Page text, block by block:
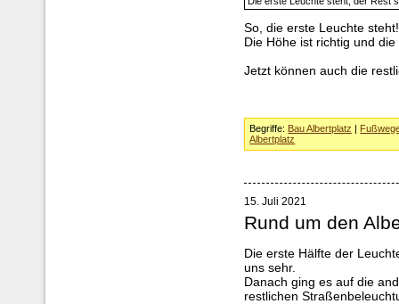
So, die erste Leuchte steht!
Die Höhe ist richtig und
Jetzt können auch die
Begriffe: Bau Albertplatz
Albertplatz
15. Juli 2021
Rund um den
Die erste Hälfte der
uns sehr.
Danach ging es auf die
restlichen